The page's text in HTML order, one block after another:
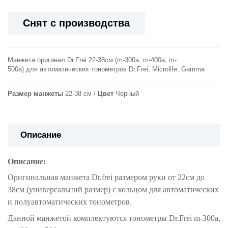
Снят с производства
Манжета оригинал Dr.Frei 22-38см (m-300a, m-400a, m-
500a) для автоматических тонометров Dr.Frei, Microlife, Gamma
Pазмер манжеты 22-38 см Цвет Черный
Описание
Описание:
Оригинальная манжета Dr.frei размером руки от 22см до
38см (универсальний размер) с кольцом для автоматических
и полуавтоматических тонометров.
Данной манжетой комплектуются тонометры Dr.Frei m-300a,